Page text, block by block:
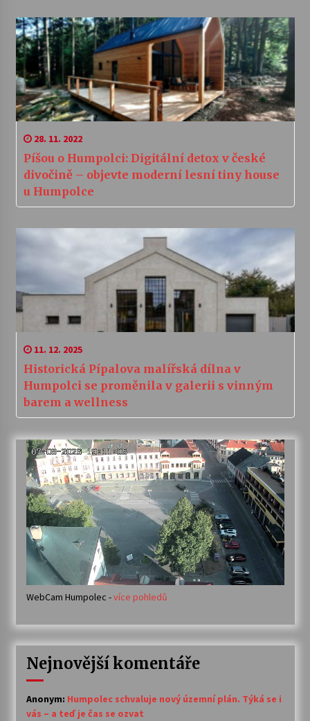
28. 11. 2022
Píšou o Humpolci: Digitální detox v české
divočině – objevte moderní lesní tiny house
u Humpolce
11. 12. 2025
Historická Pípalova malířská dílna v
Humpolci se proměnila v galerii s vinným
barem a wellness
WebCam Humpolec -více pohledů
Nejnovější komentáře
Anonym: Humpolec schvaluje nový územní plán. Týká se i
vás – a teď je čas se ozvat